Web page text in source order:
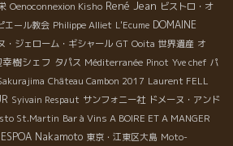
Oenoconnexion Kisho René Jean ビストロ・オ
エール教会 Philippe Alliet L'Ecume DOMAINE
・ジェローム・ギシャール GT Ooita 世界遺産 オ
樹シェフ タパス Méditerranée Pinot Yve chef パ
Château Cambon 2017 Laurent FELL
Syivain Respaut サンフォニー社 ドメーヌ・アンド
St.Martin Bar à Vins A BOIRE ET A MANGER
ESPOA Nakamoto 東京・江東区大島 Moto-